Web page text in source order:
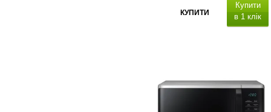
КУПИТИ
Купити
в 1 клік